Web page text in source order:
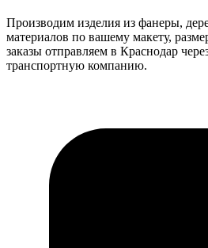
Производим изделия из фанеры,
материалов по вашему макету,
заказы отправляем в Краснодар
транспортную компанию.